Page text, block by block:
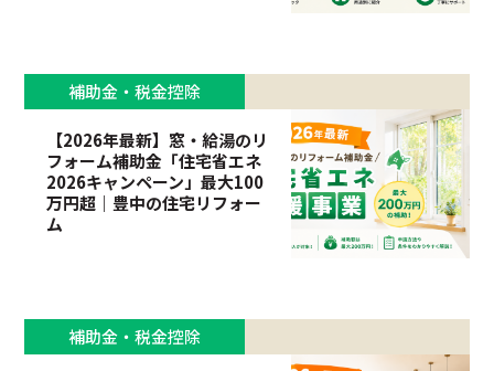
補助金・税金控除
【2026年最新】窓・給湯のリ
フォーム補助金「住宅省エネ
2026キャンペーン」最大100
万円超｜豊中の住宅リフォー
ム
補助金・税金控除